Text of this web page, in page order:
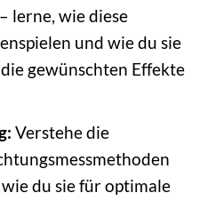
lerne, wie diese
und wie du sie
gewünschten Effekte
Verstehe die
du sie für optimale